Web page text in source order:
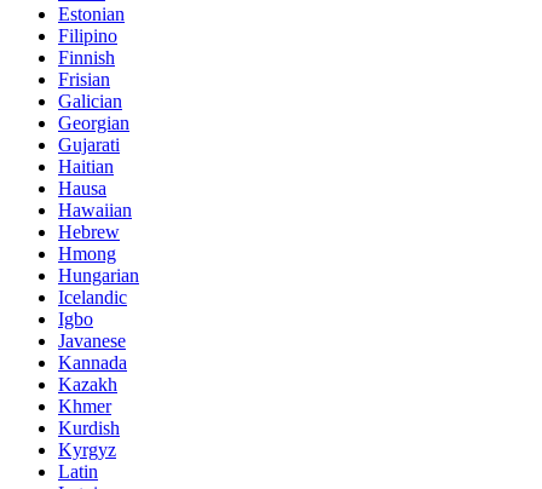
Estonian
Filipino
Finnish
Frisian
Galician
Georgian
Gujarati
Haitian
Hausa
Hawaiian
Hebrew
Hmong
Hungarian
Icelandic
Igbo
Javanese
Kannada
Kazakh
Khmer
Kurdish
Kyrgyz
Latin